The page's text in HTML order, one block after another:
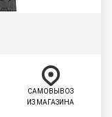
САМОВЫВОЗ
ИЗ МАГАЗИНА